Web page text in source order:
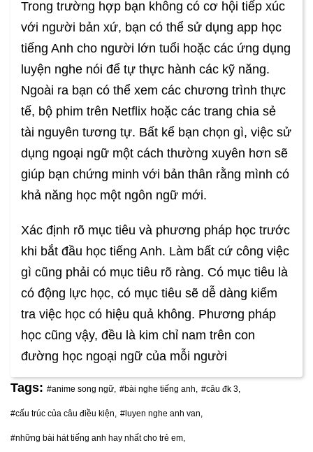
Trong trường hợp bạn không có cơ hội tiếp xúc
với người bản xứ, bạn có thể sử dụng app học
tiếng Anh cho người lớn tuổi hoặc các ứng dụng
luyện nghe nói để tự thực hành các kỹ năng.
Ngoài ra bạn có thể xem các chương trình thực
tế, bộ phim trên Netflix hoặc các trang chia sẻ
tài nguyên tương tự. Bất kể bạn chọn gì, việc sử
dụng ngoại ngữ một cách thường xuyên hơn sẽ
giúp bạn chứng minh với bản thân rằng mình có
khả năng học một ngôn ngữ mới.
Xác định rõ mục tiêu và phương pháp học trước
khi bắt đầu học tiếng Anh. Làm bất cứ công việc
gì cũng phải có mục tiêu rõ ràng. Có mục tiêu là
có động lực học, có mục tiêu sẽ dễ dàng kiểm
tra việc học có hiệu quả không. Phương pháp
học cũng vậy, đều là kim chỉ nam trên con
đường học ngoại ngữ của mỗi người
Tags: #anime song ngữ, #bài nghe tiếng anh, #câu đk 3,
#cấu trúc của câu điều kiện, #luyen nghe anh van,
#những bài hát tiếng anh hay nhất cho trẻ em,